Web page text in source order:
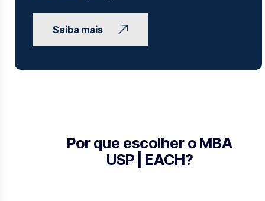
Saiba mais
Por que escolher o MBA
USP | EACH?